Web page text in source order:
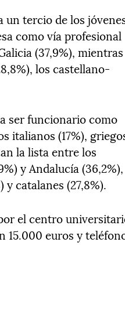
un tercio de los
como vía profesional
(37,9%), mientras
los castellano-
ser funcionario como
italianos (17%),
la lista entre los
y Andalucía (36,2%),
catalanes (27,8%).
el centro
15.000 euros y